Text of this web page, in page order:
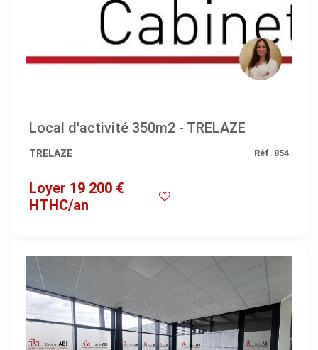
Local d'activité 350m2 - TRELAZE
TRELAZE Réf. 854
Loyer 19 200 €
HTHC/an